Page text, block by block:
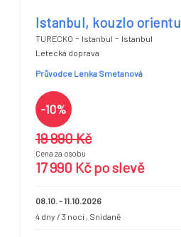
Istanbul, kouzlo orientu
TURECKO - Istanbul - Istanbul
Letecká doprava
Průvodce Lenka Smetanová
-10%
19 990 Kč
Cena za osobu
17 990 Kč po slevě
08.10. - 11.10.2026
4 dny / 3 noci
, Snídaně